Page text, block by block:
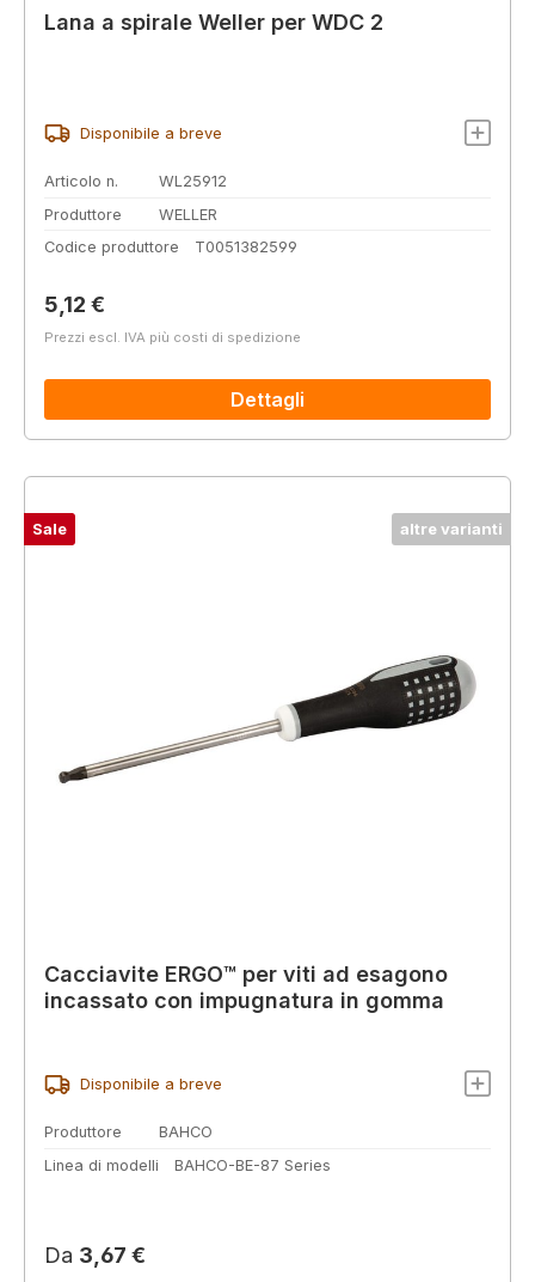
Lana a spirale Weller per WDC 2
Disponibile a breve
Articolo n.
WL25912
Produttore
WELLER
Codice produttore
T0051382599
Prezzo normale:
5,12 €
Prezzi escl. IVA più costi di spedizione
Dettagli
altre varianti
Sale
Cacciavite ERGO™ per viti ad esagono
incassato con impugnatura in gomma
Disponibile a breve
Produttore
BAHCO
Linea di modelli
BAHCO-BE-87 Series
Prezzo normale:
Da 3,67 €